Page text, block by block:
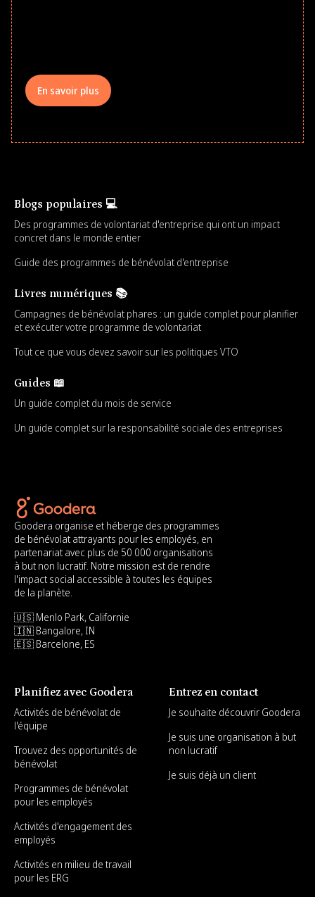
En savoir plus
Blogs populaires 💻
Des programmes de volontariat d'entreprise qui ont un impact
concret dans le monde entier
Guide des programmes de bénévolat d'entreprise
Livres numériques 📚
Campagnes de bénévolat phares : un guide complet pour planifier
et exécuter votre programme de volontariat
Tout ce que vous devez savoir sur les politiques VTO
Guides 📖
Un guide complet du mois de service
Un guide complet sur la responsabilité sociale des entreprises
Goodera organise et héberge des programmes
de bénévolat attrayants pour les employés, en
partenariat avec plus de 50 000 organisations
à but non lucratif. Notre mission est de rendre
l'impact social accessible à toutes les équipes
de la planète.
🇺🇸 Menlo Park, Californie
🇮🇳 Bangalore, IN
🇪🇸 Barcelone, ES
Planifiez avec Goodera
Activités de bénévolat de
l'équipe
Trouvez des opportunités de
bénévolat
Programmes de bénévolat
pour les employés
Activités d'engagement des
employés
Activités en milieu de travail
pour les ERG
Entrez en contact
Je souhaite découvrir Goodera
Je suis une organisation à but
non lucratif
Je suis déjà un client